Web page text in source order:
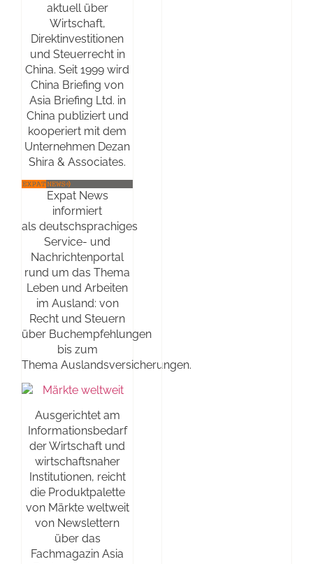
aktuell über
Wirtschaft,
Direktinvestitionen
und Steuerrecht in
China. Seit 1999 wird
China Briefing von
Asia Briefing Ltd. in
China publiziert und
kooperiert mit dem
Unternehmen Dezan
Shira & Associates.
Expat News
informiert
als deutschsprachiges
Service- und
Nachrichtenportal
rund um das Thema
Leben und Arbeiten
im Ausland: von
Recht und Steuern
über Buchempfehlungen
bis zum
Thema Auslandsversicherungen.
Ausgerichtet am
Informationsbedarf
der Wirtschaft und
wirtschaftsnaher
Institutionen, reicht
die Produktpalette
von Märkte weltweit
von Newslettern
über das
Fachmagazin Asia